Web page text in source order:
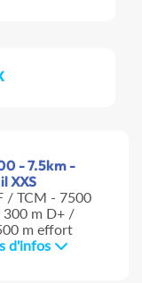
- 7.5km -
XXS
/ TCM - 7500
300 m D+ /
m effort
d'infos